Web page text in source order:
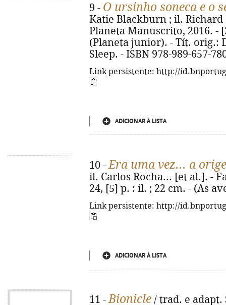
9 - O ursinho soneca e o
Katie Blackburn ; il. Richard
Planeta Manuscrito, 2016. -
(Planeta junior). - Tít. orig.:
Sleep. - ISBN 978-989-657-
Link persistente: http://
ADICIONAR À LISTA
10 -Era uma vez... a
il. Carlos Rocha... [et al.]. -
24, [5] p. : il. ; 22 cm. - (As
Link persistente: http://
ADICIONAR À LISTA
11 -Bionicle / trad. e adapt.